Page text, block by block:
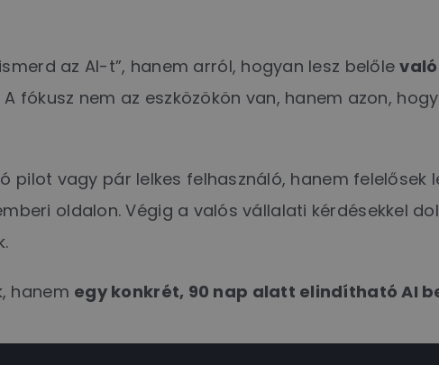
az AI-t”, hanem arról, hogyan lesz belőle
fókusz nem az eszközökön van, hanem azon,
pilot vagy pár lelkes felhasználó, hanem felelősek
oldalon. Végig a valós vállalati kérdésekkel
hanem egy konkrét, 90 nap alatt elindítható AI